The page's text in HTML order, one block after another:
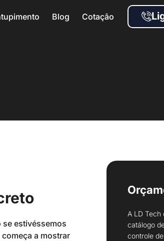
Blog Cotação
se estivéssemos
a mostrar
A LD Tech
catálogo
controle